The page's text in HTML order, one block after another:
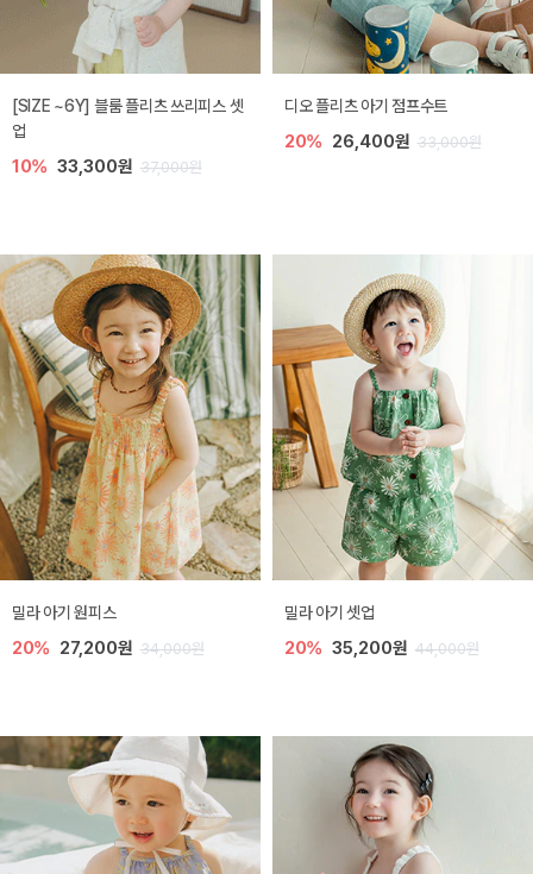
[SIZE ~6Y] 블룸 플리츠 쓰리피스 셋
업
10% 33,300원 37,000원
디오 플리츠 아기 점프수트
20% 26,400원 33,000원
밀라 아기 원피스
20% 27,200원 34,000원
밀라 아기 셋업
20% 35,200원 44,000원